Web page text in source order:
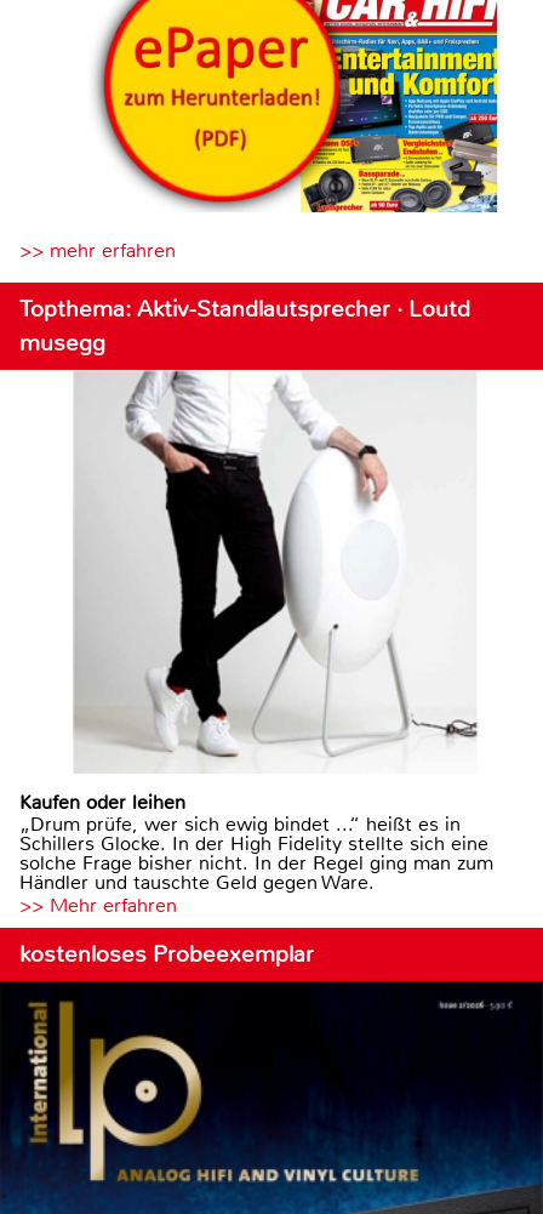
>> mehr erfahren
Topthema: Aktiv-Standlautsprecher · Loutd
musegg
Kaufen oder leihen
„Drum prüfe, wer sich ewig bindet ...“ heißt es in
Schillers Glocke. In der High Fidelity stellte sich eine
solche Frage bisher nicht. In der Regel ging man zum
Händler und tauschte Geld gegen Ware.
>> Mehr erfahren
kostenloses Probeexemplar